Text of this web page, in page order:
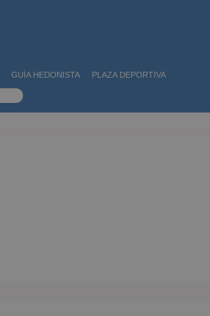
GUÍA HEDONISTA PLAZA DEPORTIVA